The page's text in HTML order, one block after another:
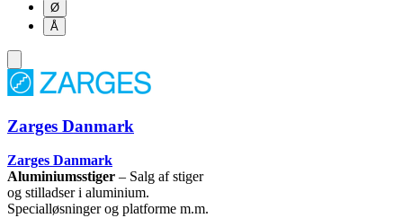
Ø
Å
Zarges Danmark
Zarges Danmark
Aluminiumsstiger – Salg af stiger
og stilladser i aluminium.
Specialløsninger og platforme m.m.